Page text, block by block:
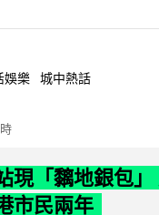
娛樂 城中熱話
現「黐地銀包
市民兩年